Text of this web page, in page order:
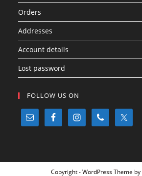
Orders
Addresses
Account details
Lost password
FOLLOW US ON
Copyright - WordPress Theme by